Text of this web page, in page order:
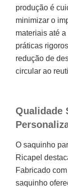
produção é
minimizar o
materiais até
práticas
redução de
circular ao
Qualidade
O saquinho
Ricapel
Fabricado
saquinho